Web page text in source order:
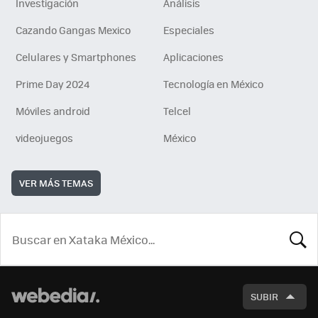
Investigación
Análisis
Cazando Gangas Mexico
Especiales
Celulares y Smartphones
Aplicaciones
Prime Day 2024
Tecnología en México
Móviles android
Telcel
videojuegos
México
VER MÁS TEMAS
SUBIR